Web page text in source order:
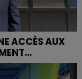
ACCÈS AUX